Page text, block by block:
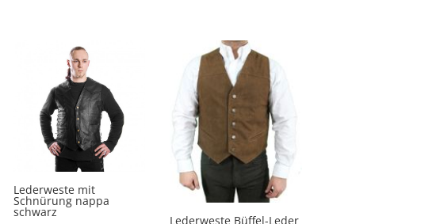
Lederweste mit
Schnürung nappa
schwarz
Lederweste Büffel-Leder